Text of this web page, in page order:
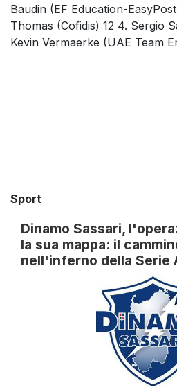
Baudin (EF Education-
Thomas (Cofidis) 12 4. Sergio
Kevin Vermaerke (UAE Team
Sport
Dinamo Sassari,
la sua mappa: il
nell'inferno della Serie